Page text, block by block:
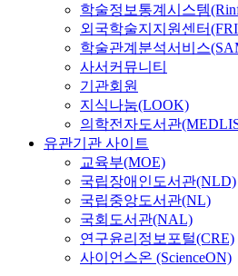
학술정보통계시스템
외국학술지지원센터
학술관계분석서비스
사서커뮤니티
기관회원
지식나눔(LOOK)
의학전자도서관
유관기관 사이트
교육부(MOE)
국립장애인도서관(NLD)
국립중앙도서관(NL)
국회도서관(NAL)
연구윤리정보포털(CRE)
사이언스온 (ScienceON)